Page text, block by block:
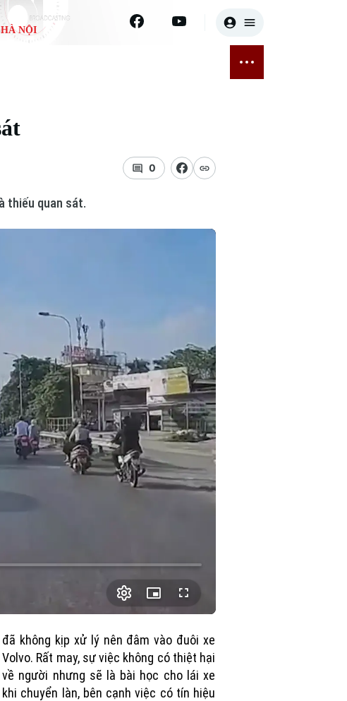
NỘI
dưỡng
Điện ảnh
Âm nhạc
0
thiếu quan sát.
Picture-
in-
Fullscreen
đã không kịp xử lý nên đâm vào đuôi xe
Volvo. Rất may, sự việc không có thiệt hại
về người nhưng sẽ là bài học cho lái xe
khi chuyển làn, bên cạnh việc có tín hiệu